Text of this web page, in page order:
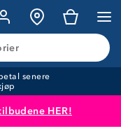
senere
HER!